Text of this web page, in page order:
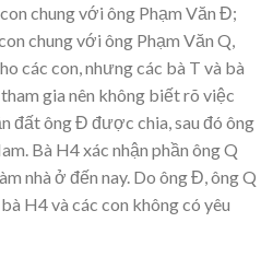
chung với ông Phạm Văn Đ;
chung với ông Phạm Văn Q,
các con, nhưng các bà T và bà
gia nên không biết rõ việc
đất ông Đ được chia, sau đó ông
Bà H4 xác nhận phần ông Q
nhà ở đến nay. Do ông Đ, ông Q
H4 và các con không có yêu